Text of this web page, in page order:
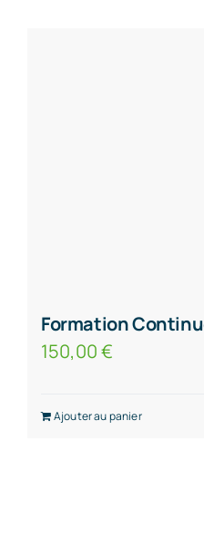
Formation
150,00€
Ajouter au panier